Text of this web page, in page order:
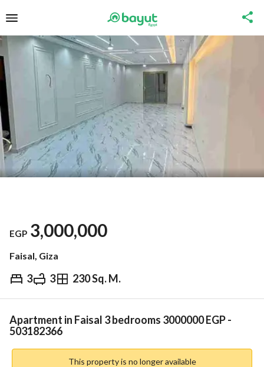
EGP 3,000,000
Faisal, Giza
3 3 230 Sq. M.
EGP 3,000,000
Overview Trends & Indices Mortgage
Apartment in Faisal 3 bedrooms 3000000 EGP -
503182366
This property is no longer available